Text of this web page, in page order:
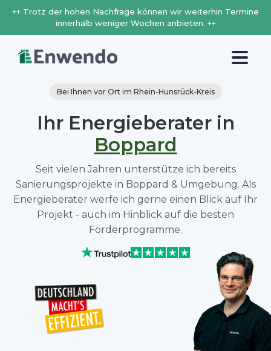
++ Trotz der hohen Nachfrage können wir weiterhin Termine
innerhalb weniger Wochen anbieten. ++
Bei Ihnen vor Ort im Rhein-Hunsrück-Kreis
Ihr Energieberater in
Boppard
Seit vielen Jahren unterstütze ich bereits
Sanierungsprojekte in Boppard & Umgebung. Als
Energieberater werfe ich gerne einen Blick auf Ihr
Projekt - auch im Hinblick auf die besten
Förderprogramme.